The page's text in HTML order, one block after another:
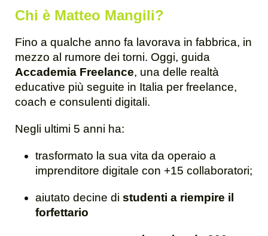
Chi è Matteo Mangili?
Fino a qualche anno fa lavorava in fabbrica, in
mezzo al rumore dei torni. Oggi, guida
Accademia Freelance, una delle realtà
educative più seguite in Italia per freelance,
coach e consulenti digitali.
Negli ultimi 5 anni ha:
trasformato la sua vita da operaio a
imprenditore digitale con +15 collaboratori;
aiutato decine di studenti a riempire il
forfettario